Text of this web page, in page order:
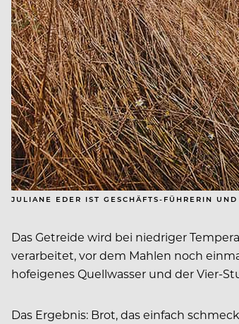
JULIANE EDER IST GESCHÄFTS-FÜHRERIN
Das Getreide wird bei niedriger
verarbeitet, vor dem Mahlen noch
hofeigenes Quellwasser und der Vier-
Das Ergebnis: Brot, das einfach